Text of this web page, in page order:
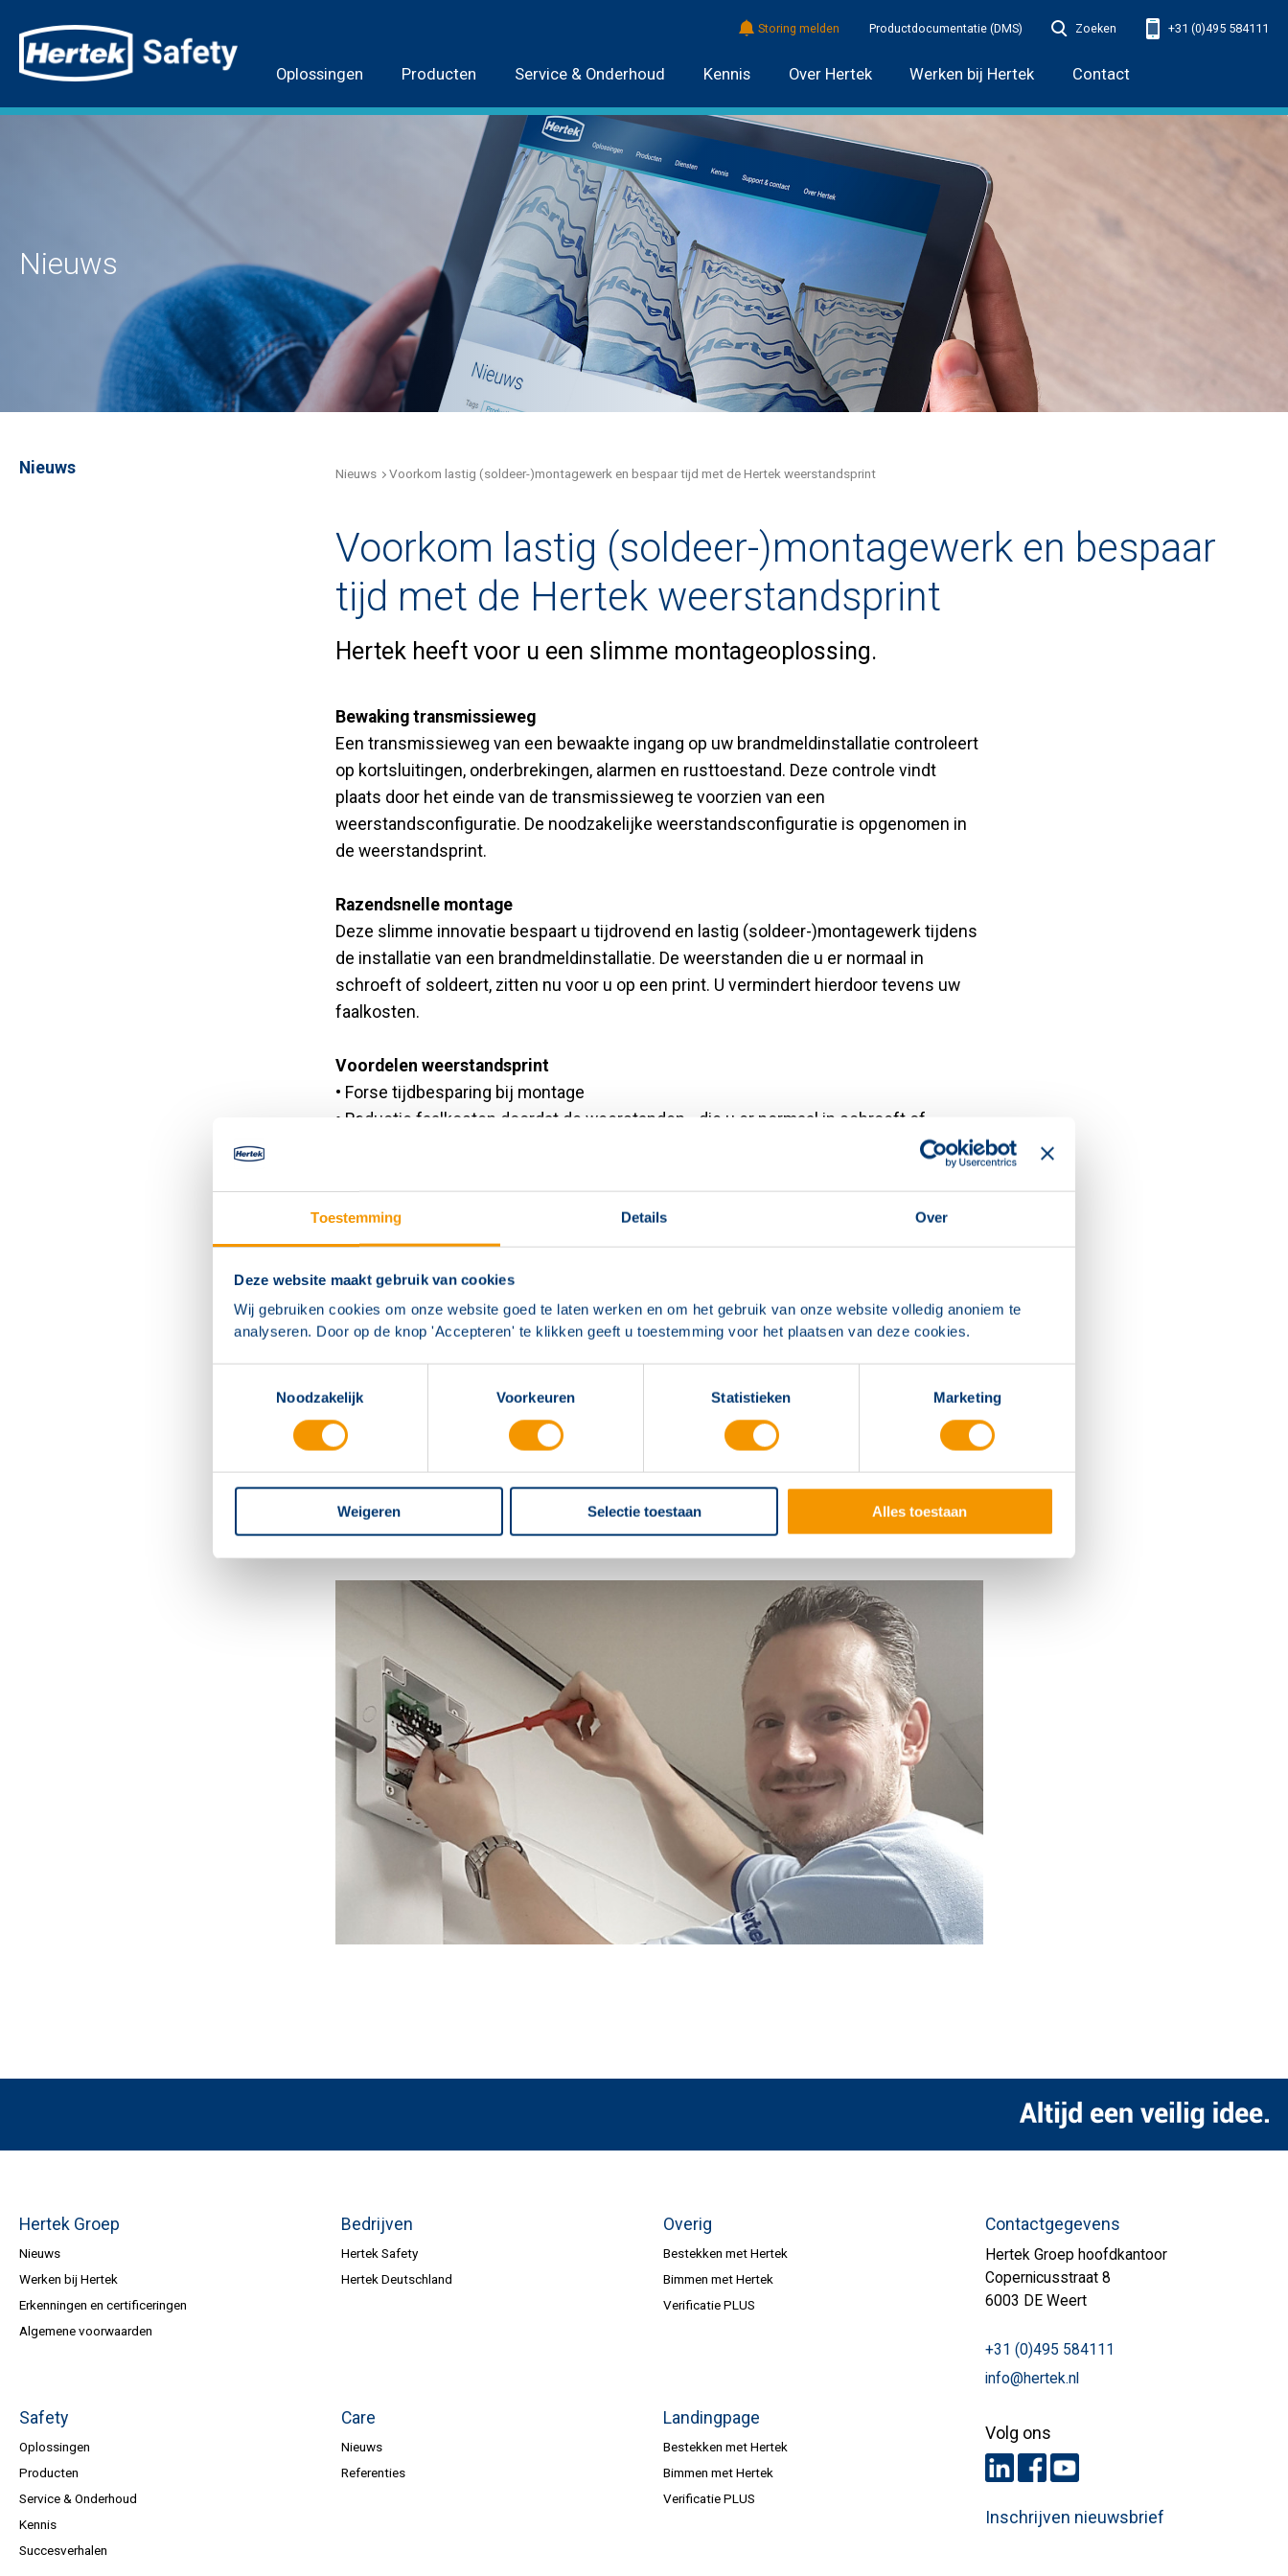
Toestemming Details Over
Deze website maakt gebruik van cookies
Wij gebruiken cookies om onze website goed te laten werken en om het gebruik van onze website volledig anoniem te
analyseren. Door op de knop 'Accepteren' te klikken geeft u toestemming voor het plaatsen van deze cookies.
Noodzakelijk
Voorkeuren Statistieken Marketing
Weigeren Selectie toestaan Alles toestaan
Oplossingen Producten Service & Onderhoud Kennis Over Hertek Werken bij Hertek Contact
Storing melden Productdocumentatie (DMS) Zoeken +31 (0)495 584111
Nieuws
Nieuws Nieuws Voorkom lastig (soldeer-)montagewerk en bespaar tijd met de Hertek weerstandsprint
Voorkom lastig (soldeer-)montagewerk en bespaar
tijd met de Hertek weerstandsprint
Hertek heeft voor u een slimme montageoplossing.
Bewaking transmissieweg
Een transmissieweg van een bewaakte ingang op uw brandmeldinstallatie controleert
op kortsluitingen, onderbrekingen, alarmen en rusttoestand. Deze controle vindt
plaats door het einde van de transmissieweg te voorzien van een
weerstandsconfiguratie. De noodzakelijke weerstandsconfiguratie is opgenomen in
de weerstandsprint.​
Razendsnelle montage
Deze slimme innovatie bespaart u tijdrovend en lastig (soldeer-)montagewerk tijdens
de installatie van een brandmeldinstallatie. De weerstanden die u er normaal in
schroeft of soldeert, zitten nu voor u op een print. U vermindert hierdoor tevens uw
faalkosten.
Voordelen weerstandsprint
• Forse tijdbesparing bij montage
• Reductie faalkosten doordat de weerstanden - die u er normaal in schroeft of
Varianten
Kleur print Module
Zwart
I/O Unit
BRT520
Geel
Switch Monitor Unit (SMU)
De weerstandsprint is geschikt voor alle Penta-brandmeldinstallaties.
Bij bepaalde componenten past u meerdere weerstandsprinten toe.
Meer weten?
Vragen over de weerstandsprint? Neem dan contact op met een van onze
projectleiders of adviseurs.
Hertek Groep
Nieuws
Werken bij Hertek
Erkenningen en certificeringen
Algemene voorwaarden
Bedrijven
Hertek Safety
Hertek Deutschland
Overig
Bestekken met Hertek
Bimmen met Hertek
Verificatie PLUS
Safety
Oplossingen
Producten
Service & Onderhoud
Kennis
Succesverhalen
Care
Nieuws
Referenties
Landingpage
Bestekken met Hertek
Bimmen met Hertek
Verificatie PLUS
Contactgegevens
Hertek Groep hoofdkantoor
Copernicusstraat 8
6003 DE Weert
+31 (0)495 584111
info@hertek.nl
Volg ons
Inschrijven nieuwsbrief